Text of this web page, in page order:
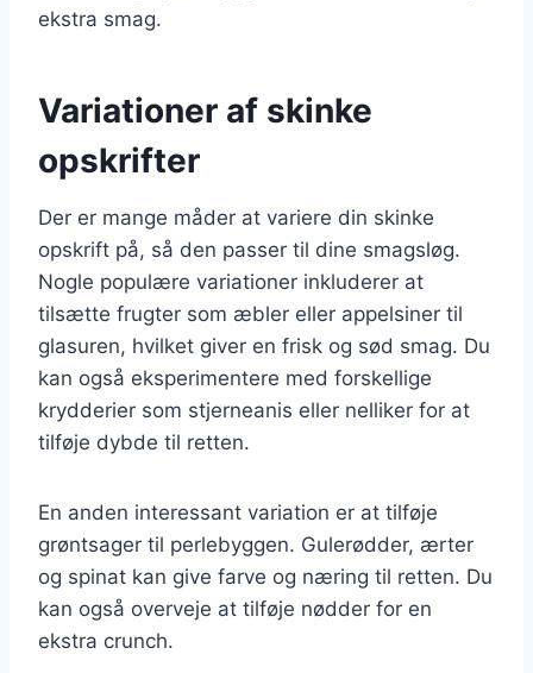
ekstra smag.
Variationer af skinke
opskrifter
Der er mange måder at variere din skinke
opskrift på, så den passer til dine smagsløg.
Nogle populære variationer inkluderer at
tilsætte frugter som æbler eller appelsiner til
glasuren, hvilket giver en frisk og sød smag. Du
kan også eksperimentere med forskellige
krydderier som stjerneanis eller nelliker for at
tilføje dybde til retten.
En anden interessant variation er at tilføje
grøntsager til perlebyggen. Gulerødder, ærter
og spinat kan give farve og næring til retten. Du
kan også overveje at tilføje nødder for en
ekstra crunch.